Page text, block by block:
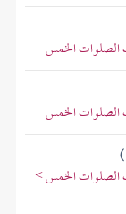
الصلوات الخمس
الصلوات الخمس
الصلوات الخمس >